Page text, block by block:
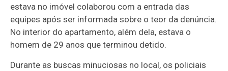
estava no imóvel colaborou com a entrada das
equipes após ser informada sobre o teor da denúncia.
No interior do apartamento, além dela, estava o
homem de 29 anos que terminou detido.
Durante as buscas minuciosas no local, os policiais